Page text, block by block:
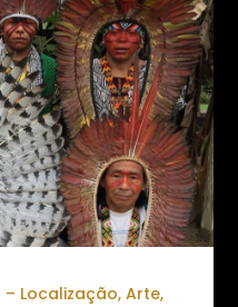
– Localização, Arte,